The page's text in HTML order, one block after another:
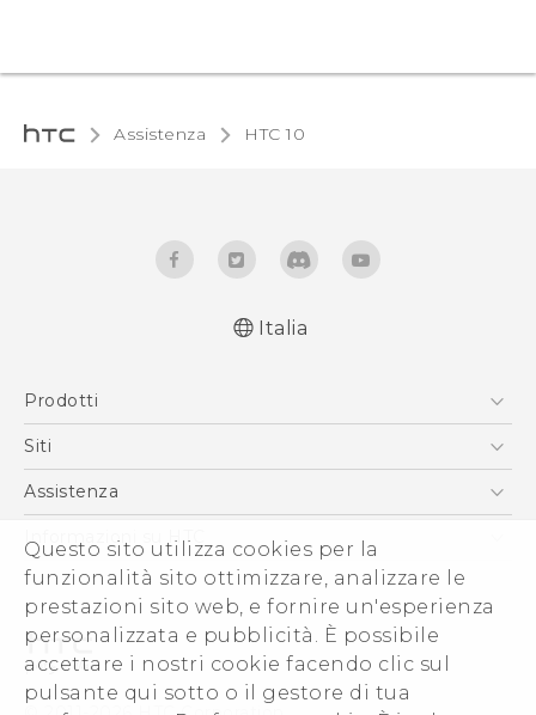
Questo sito utilizza cookies per la
funzionalità sito ottimizzare, analizzare le
prestazioni sito web, e fornire un'esperienza
personalizzata e pubblicità. È possibile
accettare i nostri cookie facendo clic sul
pulsante qui sotto o il gestore di tua
Assistenza HTC 10‎
normativa
English - Safety and regulatory guide
Italia
Prodotti
Smartphone
Vive
Accessori
Siti
HTC VIVE
Assistenza
Ecommerce Assistenza
Informazioni su HTC
ESG
Uffici Commerciali
Investitori (Inglese)
Cookie Preferences